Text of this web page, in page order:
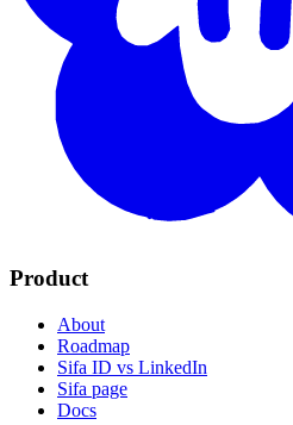
Product
About
Roadmap
Sifa ID vs LinkedIn
Sifa page
Docs